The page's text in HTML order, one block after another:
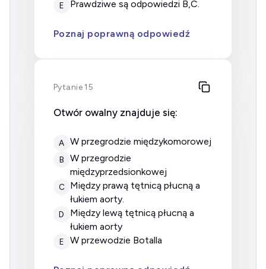
E prawdziwe są odpowiedzi B,C.
Poznaj poprawną odpowiedź
Pytanie 15
Otwór owalny znajduje się:
A w przegrodzie międzykomorowej
B
w przegrodzie
międzyprzedsionkowej
C
między prawą tętnicą płucną a
łukiem aorty.
D
między lewą tętnicą płucną a
łukiem aorty
E w przewodzie Botalla